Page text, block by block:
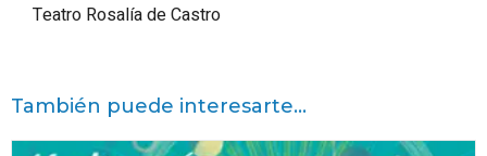
Teatro Rosalía de Castro
También puede interesarte...